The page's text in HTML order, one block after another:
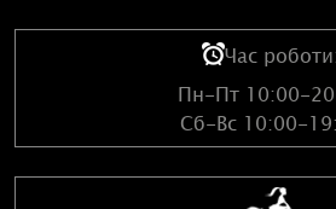
Час
Пн-Пт 10:00-
Сб-Вс 10:00-